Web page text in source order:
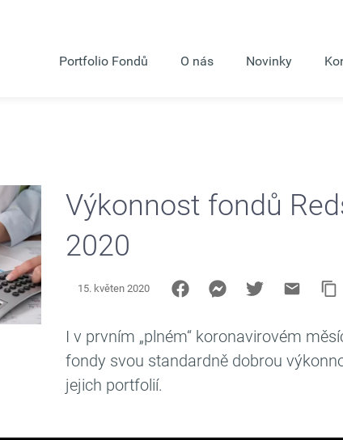
Portfolio Fondů O nás Novinky
Výkonnost fondů
2020
15. květen 2020
I v prvním „plném“ koronavirovém
fondy svou standardně dobrou
jejich portfolií.